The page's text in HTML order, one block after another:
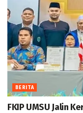
BERITA
FKIP UMSU Jalin